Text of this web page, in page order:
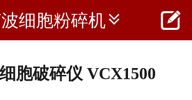
 首页
细胞粉碎机 
胞破碎仪 VCX1500